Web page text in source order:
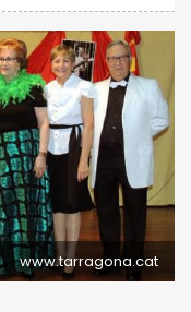
www.tarragona.cat